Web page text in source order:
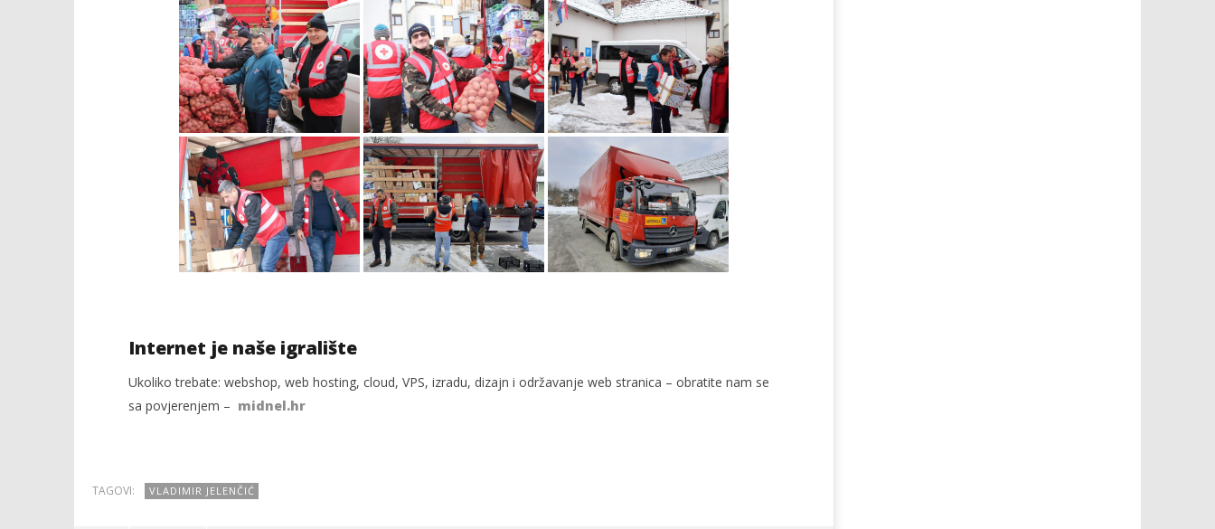
Internet je naše igralište
Ukoliko trebate: webshop, web hosting, cloud, VPS, izradu, dizajn i održavanje web stranica – obratite nam se
sa povjerenjem – midnel.hr
TAGOVI: VLADIMIR JELENČIĆ